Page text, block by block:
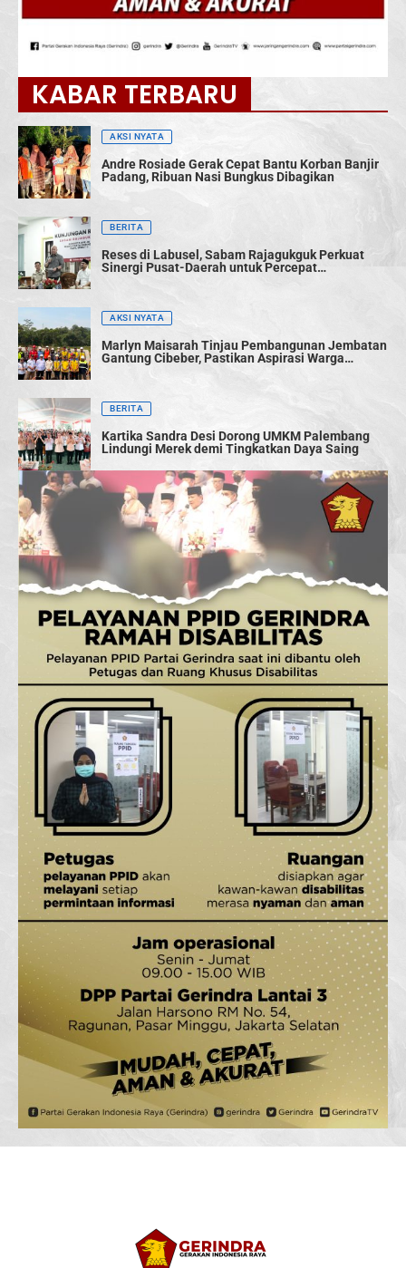
KABAR TERBARU
AKSI NYATA
Andre Rosiade Gerak Cepat Bantu Korban Banjir
Padang, Ribuan Nasi Bungkus Dibagikan
BERITA
Reses di Labusel, Sabam Rajagukguk Perkuat
Sinergi Pusat-Daerah untuk Percepat
AKSI NYATA
Marlyn Maisarah Tinjau Pembangunan Jembatan
Gantung Cibeber, Pastikan Aspirasi Warga
BERITA
Kartika Sandra Desi Dorong UMKM Palembang
Lindungi Merek demi Tingkatkan Daya Saing